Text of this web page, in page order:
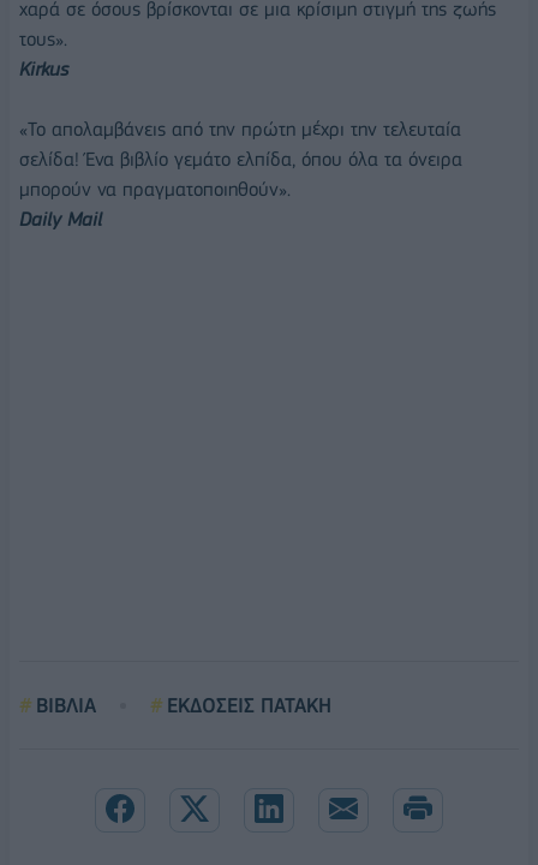
χαρά σε όσους βρίσκονται σε μια κρίσιμη στιγμή της ζωής
τους».
Kirkus
«Το απολαμβάνεις από την πρώτη μέχρι την τελευταία
σελίδα! Ένα βιβλίο γεμάτο ελπίδα, όπου όλα τα όνειρα
μπορούν να πραγματοποιηθούν».
Daily Mail
ΒΙΒΛΙΑ ΕΚΔΟΣΕΙΣ ΠΑΤΑΚΗ